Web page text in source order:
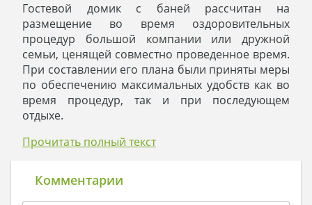
Гостевой домик с баней рассчитан на
размещение во время оздоровительных
процедур большой компании или дружной
семьи, ценящей совместно проведенное время.
При составлении его плана были приняты меры
по обеспечению максимальных удобств как во
время процедур, так и при последующем
отдыхе.
использованы два цвета: белоснежные стены и
строения натуральная древесина. Полученное
сооружение гармонично окружающей
Прочитать полный текст
Комментарии